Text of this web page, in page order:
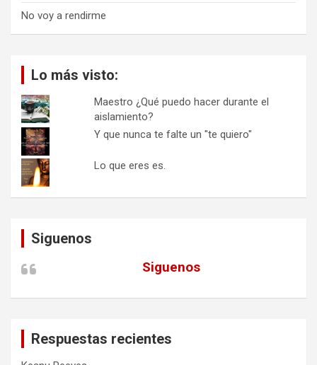
No voy a rendirme
Lo más visto:
Maestro ¿Qué puedo hacer durante el
aislamiento?
Y que nunca te falte un "te quiero"
Lo que eres es.
Siguenos
Siguenos
Respuestas recientes